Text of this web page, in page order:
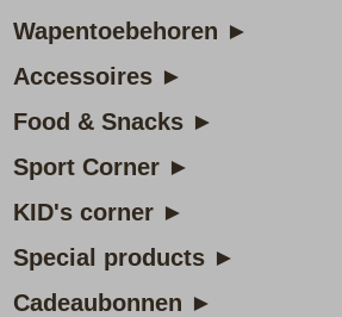
Wapentoebehoren ►
Accessoires ►
Food & Snacks ►
Sport Corner ►
KID's corner ►
Special products ►
Cadeaubonnen ►